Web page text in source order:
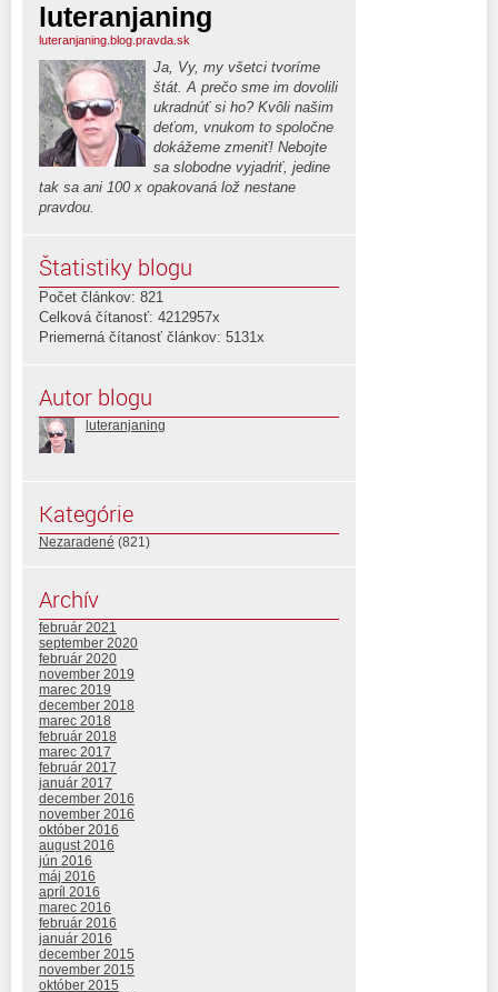
luteranjaning
luteranjaning.blog.pravda.sk
Ja, Vy, my všetci tvoríme
štát. A prečo sme im dovolili
ukradnúť si ho? Kvôli našim
deťom, vnukom to spoločne
dokážeme zmeniť! Nebojte
sa slobodne vyjadriť, jedine
tak sa ani 100 x opakovaná lož nestane
pravdou.
Štatistiky blogu
Počet článkov: 821
Celková čítanosť: 4212957x
Priemerná čítanosť článkov: 5131x
Autor blogu
luteranjaning
Kategórie
Nezaradené (821)
Archív
február 2021
september 2020
február 2020
november 2019
marec 2019
december 2018
marec 2018
február 2018
marec 2017
február 2017
január 2017
december 2016
november 2016
október 2016
august 2016
jún 2016
máj 2016
apríl 2016
marec 2016
február 2016
január 2016
december 2015
november 2015
október 2015